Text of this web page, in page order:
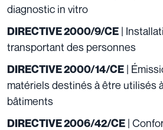
diagnostic in vitro
DIRECTIVE 2000/9/CE |
transportant des personnes
DIRECTIVE 2000/14/CE |
matériels destinés à être utilisés
bâtiments
DIRECTIVE 2006/42/CE |